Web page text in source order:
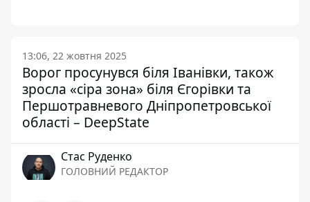
13:06, 22 жовтня 2025
Ворог просунувся біля Іванівки, також
зросла «сіра зона» біля Єгорівки та
Першотравневого Дніпропетровської
області – DeepState
Стас Руденко
ГОЛОВНИЙ РЕДАКТОР